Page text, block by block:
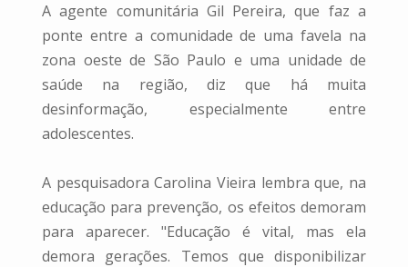
A agente comunitária Gil Pereira, que faz a
ponte entre a comunidade de uma favela na
zona oeste de São Paulo e uma unidade de
saúde na região, diz que há muita
desinformação, especialmente entre
adolescentes.
A pesquisadora Carolina Vieira lembra que, na
educação para prevenção, os efeitos demoram
para aparecer. "Educação é vital, mas ela
demora gerações. Temos que disponibilizar